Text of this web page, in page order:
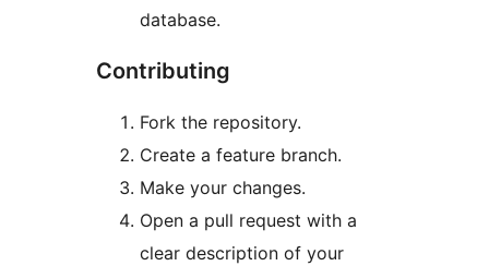
database.
Contributing
Fork the repository.
Create a feature branch.
Make your changes.
Open a pull request with a
clear description of your